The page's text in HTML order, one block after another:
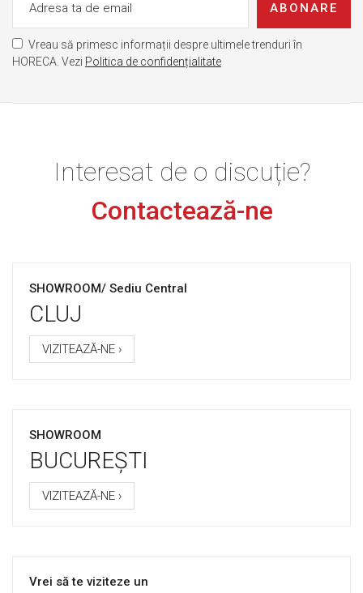
ABONARE
Vreau să primesc informații despre ultimele trenduri în
HORECA. Vezi Politica de confidențialitate
Interesat de o discuție?
Contactează-ne
SHOWROOM/ Sediu Central
CLUJ
VIZITEAZĂ-NE ›
SHOWROOM
BUCUREȘTI
VIZITEAZĂ-NE ›
Vrei să te viziteze un